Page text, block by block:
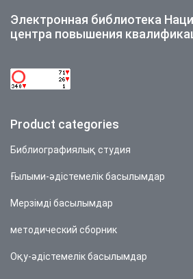
Электронная библиотека
центра повышения
Product categories
Библиографиялық студия
Ғылыми-әдістемелік басылымдар
Мерзімді басылымдар
методический сборник
Оқу-әдістемелік басылымдар